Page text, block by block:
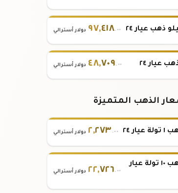
ذهب عيار ٢٤ ٩٧,٤١٨.٠٠ دولار أسترالي
عيار ٢٤ ٤٨,٧٠٩.٠٠ دولار أسترالي
الذهب المتميزة
٢٤ ٢,٢٧٣ .٠٠ دولار أسترالي
سعر سبيكة ذهب ١٠ تولة عيار
٢٢,٧٢٦.٠٠ دولار أسترالي